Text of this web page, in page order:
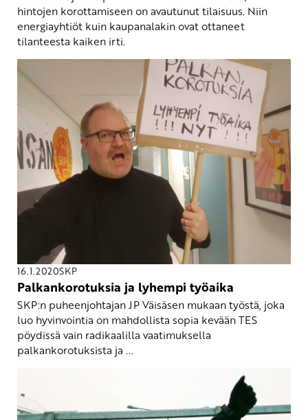
hintojen korottamiseen on avautunut tilaisuus. Niin
energiayhtiöt kuin kaupanalakin ovat ottaneet
tilanteesta kaiken irti.
16.1.2020SKP
Palkankorotuksia ja lyhempi työaika
SKP:n puheenjohtajan JP Väisäsen mukaan työstä, joka
luo hyvinvointia on mahdollista sopia kevään TES
pöydissä vain radikaalilla vaatimuksella
palkankorotuksista ja ...